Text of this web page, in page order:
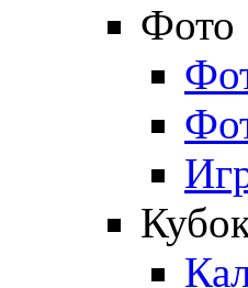
Фото